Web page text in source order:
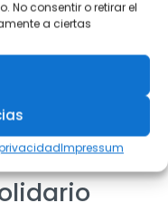
No consentir o retirar el
a ciertas
Impressum
para la construcción
(PAS)
y presentar
de